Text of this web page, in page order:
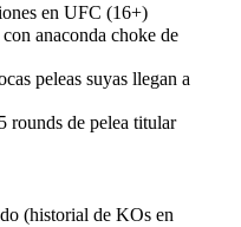
en UFC (16+)
anaconda choke de
peleas suyas llegan a
rounds de pelea titular
(historial de KOs en